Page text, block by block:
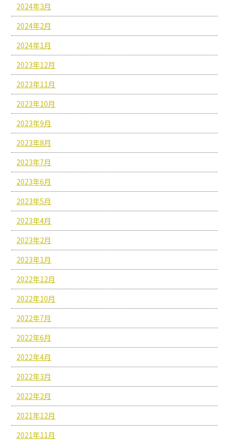
2024年3月
2024年2月
2024年1月
2023年12月
2023年11月
2023年10月
2023年9月
2023年8月
2023年7月
2023年6月
2023年5月
2023年4月
2023年2月
2023年1月
2022年12月
2022年10月
2022年7月
2022年6月
2022年4月
2022年3月
2022年2月
2021年12月
2021年11月